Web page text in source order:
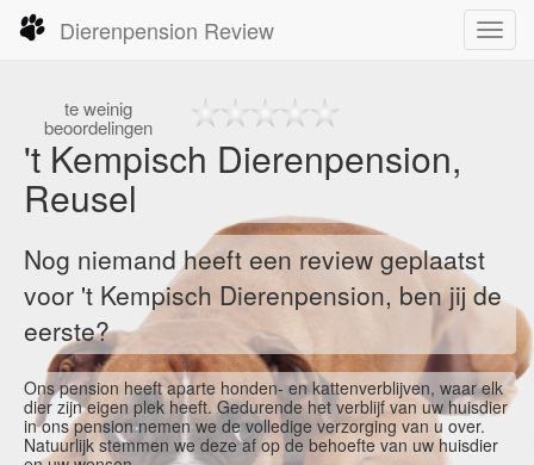
Dierenpension Review
teweinig
beoordelingen
't Kempisch Dierenpension,
Reusel
Nog niemand heeft een review geplaatst
voor 't Kempisch Dierenpension, ben jij de
eerste?
Ons pension heeft aparte honden- en kattenverblijven, waar elk
dier zijn eigen plek heeft. Gedurende het verblijf van uw huisdier
in ons pension nemen we de volledige verzorging van u over.
Natuurlijk stemmen we deze af op de behoefte van uw huisdier